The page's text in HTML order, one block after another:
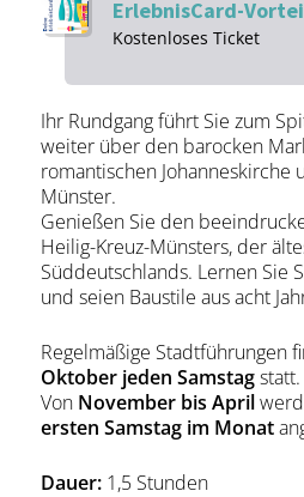
Ihr Rundgang führt Sie zum
weiter über den barocken
romantischen Johanneskirche
Münster.
Genießen Sie den
Heilig-Kreuz-Münsters, der
Süddeutschlands. Lernen Sie
und seien Baustile aus acht
Regelmäßige Stadtführungen
Oktober jeden Samstagstatt.
Von November bis April
ersten Samstag im Monat
Dauer: 1,5 Stunden
ErlebnisCard-
Kos­ten­lo­ses Ti­cket